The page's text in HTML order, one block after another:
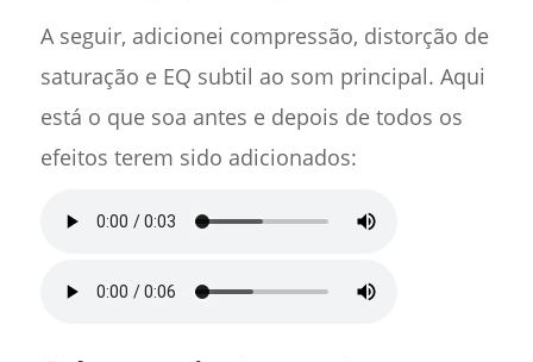
A seguir, adicionei compressão, distorção de
saturação e EQ subtil ao som principal. Aqui
está o que soa antes e depois de todos os
efeitos terem sido adicionados: